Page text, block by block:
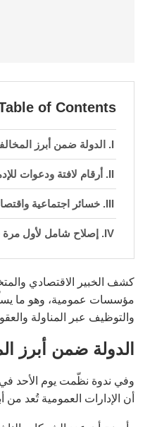
of Contents
الدولة ضمن أبرز
أرقام لافتة ودعوات
خسائر اجتماعية
إصلاح شامل لأول
كشف الخبير الاقتصادي
والتوظيف عبر المناولة
الدولة ضمن أبرز
وفي ندوة نظّمت يوم الأحد
أن الإدارات العمومية تُعد